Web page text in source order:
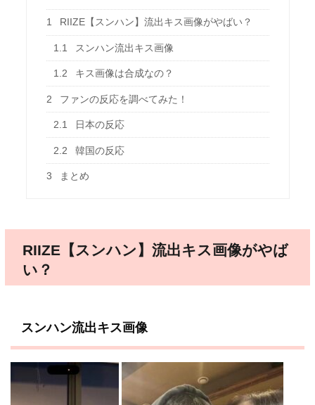
1 RIIZE【スンハン】流出キス画像がやばい？
1.1 スンハン流出キス画像
1.2 キス画像は合成なの？
2 ファンの反応を調べてみた！
2.1 日本の反応
2.2 韓国の反応
3 まとめ
RIIZE【スンハン】流出キス画像がやば
い？
スンハン流出キス画像